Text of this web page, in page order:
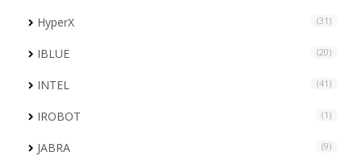
HyperX (31)
IBLUE (20)
INTEL (41)
IROBOT (1)
JABRA (9)